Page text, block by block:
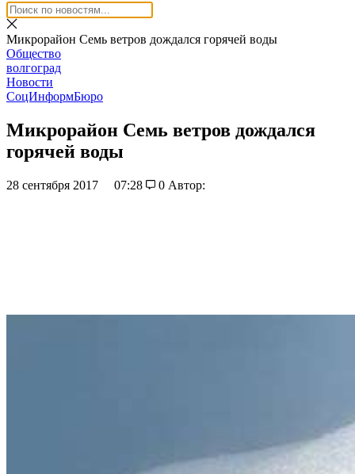
Микрорайон Семь ветров дождался горячей воды
Общество
волгоград
Новости
СоцИнформБюро
Микрорайон Семь ветров дождался
горячей воды
28 сентября 2017 07:28 0 Автор: